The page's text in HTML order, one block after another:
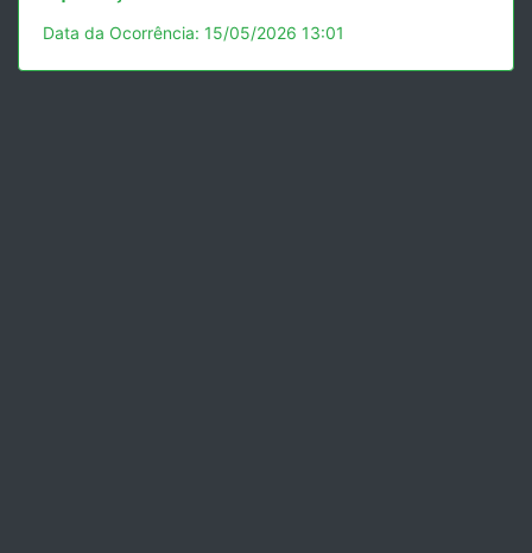
Data da Ocorrência: 15/05/2026 13:01